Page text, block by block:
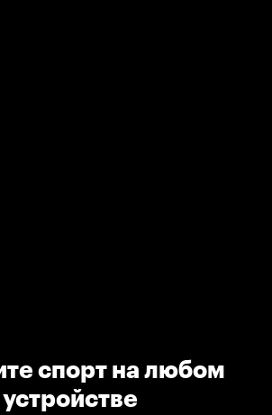
спорт на любом
устройстве